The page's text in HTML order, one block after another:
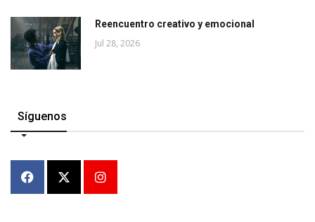
Reencuentro creativo y emocional
Jul 28, 2026
Síguenos